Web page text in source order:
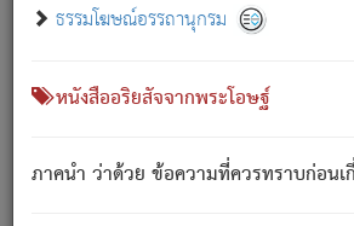
ธรรมโฆษณ์อรรถานุกรม
หนังสืออริยสัจจากพระโอษฐ์
ภาคนำ ว่าด้วย ข้อความที่ควรทราบก่อนเ
สัตว์โลกนี้ เกิดความเดือดร้อนแล้ว มีผัส
เขาสำคัญสิ่งใด โดยความเป็นประการใ
(ตามที่เป็นจริง) โดยประการอื่นจากที่เขาสำ
สัตว์โลกติดข้องอยู่ในภพ ถูกภพบังหน้า
เป็นอย่างอื่น (จากที่มันเป็นอยู่จริง) จึงได้เ